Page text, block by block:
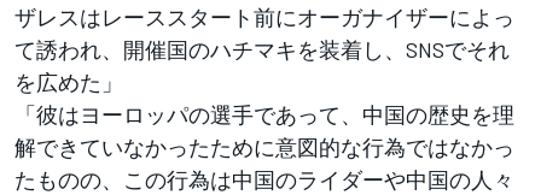
ザレスはレーススタート前にオーガナイザーによっ
て誘われ、開催国のハチマキを装着し、SNSでそれ
を広めた」
「彼はヨーロッパの選手であって、中国の歴史を理
解できていなかったために意図的な行為ではなかっ
たものの、この行為は中国のライダーや中国の人々